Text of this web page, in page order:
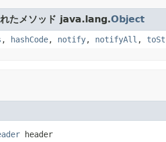
れたメソッド java.lang.Object
, hashCode, notify, notifyAll ,
header